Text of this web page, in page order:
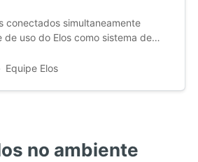
conectados simultaneamente
uso do Elos como sistema de
e como, juntos, conseguimos
Equipe Elos
no ambiente